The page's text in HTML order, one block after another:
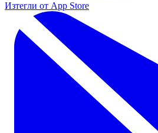
Изтегли от App Store